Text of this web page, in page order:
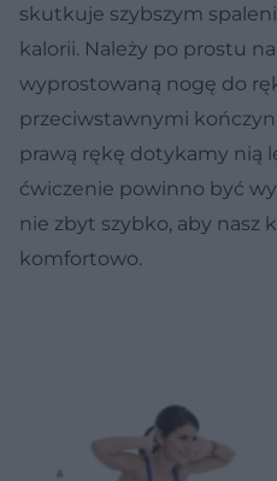
skutkuje szybszym
kalorii. Należy po prostu
wyprostowaną nogę do
przeciwstawnymi
prawą rękę dotykamy nią
ćwiczenie powinno być
nie zbyt szybko, aby nasz
komfortowo.